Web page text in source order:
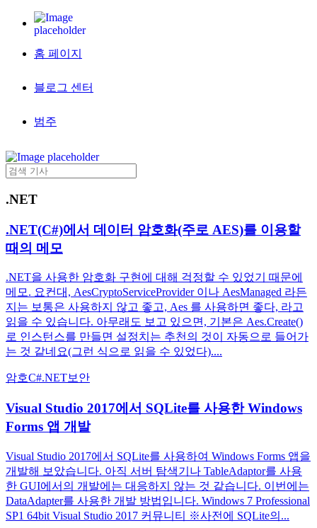
홈 페이지
블로그 센터
범주
.NET
.NET(C#)에서 데이터 암호화(주로 AES)를 이용할
때의 메모
.NET을 사용한 암호화 구현에 대해 걱정할 수 있었기 때문에
메모. 요컨대, AesCryptoServiceProvider 이나 AesManaged 라든
지는 보통은 사용하지 않고 좋고, Aes 를 사용하면 좋다, 라고
읽을 수 있습니다. 아무래도 보고 있으면, 기본은 Aes.Create()
로 인스턴스를 만들면 설정치는 추천의 것이 자동으로 들어가
는 것 같네요(그런 식으로 읽을 수 있었다)....
암호C#.NET보안
Visual Studio 2017에서 SQLite를 사용한 Windows
Forms 앱 개발
Visual Studio 2017에서 SQLite를 사용하여 Windows Forms 앱을
개발해 보았습니다. 아직 서버 탐색기나 TableAdaptor를 사용
한 GUI에서의 개발에는 대응하지 않는 것 같습니다. 이번에는
DataAdapter를 사용한 개발 방법입니다. Windows 7 Professional
SP1 64bit Visual Studio 2017 커뮤니티 ※사전에 SQLite의...